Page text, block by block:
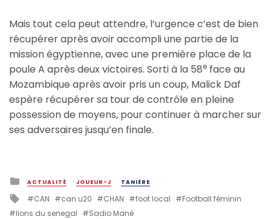
Mais tout cela peut attendre, l’urgence c’est de bien
récupérer après avoir accompli une partie de la
mission égyptienne, avec une première place de la
poule A après deux victoires. Sorti à la 58e face au
Mozambique après avoir pris un coup, Malick Daf
espère récupérer sa tour de contrôle en pleine
possession de moyens, pour continuer à marcher sur
ses adversaires jusqu’en finale.
Posted
in
ACTUALITÉ JOUEUR-J TANIÈRE
Tagged
with
CAN can u20 CHAN foot local
Football féminin
lions du senegal
Sadio Mané